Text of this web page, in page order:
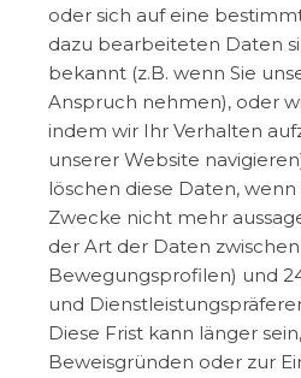
oder sich auf eine
dazu bearbeiteten Daten
bekannt (z.B. wenn Sie
Anspruch nehmen), oder
indem wir Ihr Verhalten
unserer Website
löschen diese Daten,
Zwecke nicht mehr
der Art der Daten
Bewegungsprofilen) und
und
Diese Frist kann länger
Beweisgründen oder zur